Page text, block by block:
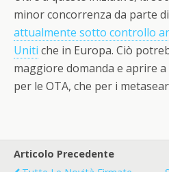
minor concorrenza da parte
attualmente sotto controllo
Uniti che in Europa. Ciò
maggiore domanda e aprire
per le OTA, che per i
Articolo Precedente